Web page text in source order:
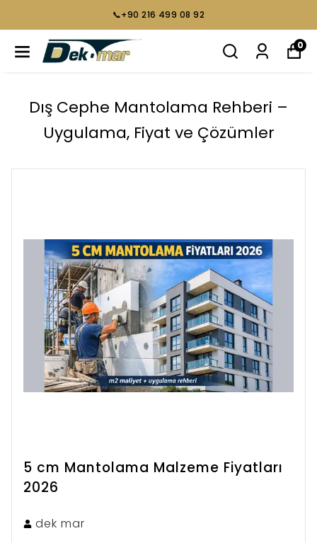
📞+90 216 499 08 92
0
Dış Cephe Mantolama Rehberi –
Uygulama, Fiyat ve Çözümler
5 cm Mantolama Malzeme Fiyatları
2026
dek mar